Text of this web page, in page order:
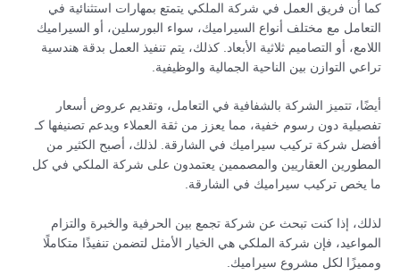
كما أن فريق العمل في شركة الملكي يتمتع بمهارات استثنائية في
التعامل مع مختلف أنواع السيراميك، سواء البورسلين، أو السيراميك
اللامع، أو التصاميم ثلاثية الأبعاد. كذلك، يتم تنفيذ العمل بدقة هندسية
تراعي التوازن بين الناحية الجمالية والوظيفية.
أيضًا، تتميز الشركة بالشفافية في التعامل، وتقديم عروض أسعار
تفصيلية دون رسوم خفية، مما يعزز من ثقة العملاء ويدعم تصنيفها كـ
أفضل شركة تركيب سيراميك في الشارقة. لذلك، أصبح الكثير من
المطورين العقاريين والمصممين يعتمدون على شركة الملكي في كل
ما يخص تركيب سيراميك في الشارقة.
لذلك، إذا كنت تبحث عن شركة تجمع بين الحرفية والخبرة والتزام
المواعيد، فإن شركة الملكي هي الخيار الأمثل لتضمن تنفيذًا متكاملًا
ومميزًا لكل مشروع سيراميك.